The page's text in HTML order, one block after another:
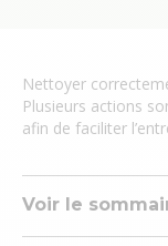
Nettoyer
Plusieurs actions
afin de faciliter
Voir le